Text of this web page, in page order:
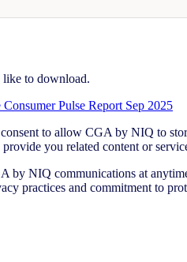
like to download.
Pulse Report Sep 2025
to allow CGA by NIQ to
you related content or
by NIQ communications at
practices and commitment to